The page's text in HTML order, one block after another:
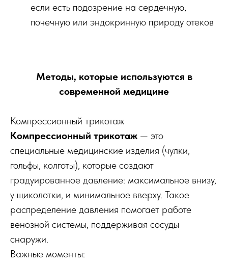
если есть подозрение на сердечную,
почечную или эндокринную природу отеков
Методы, которые используются в
современной медицине
Компрессионный трикотаж
Компрессионный трикотаж — это
специальные медицинские изделия (чулки,
гольфы, колготы), которые создают
градуированное давление: максимальное внизу,
у щиколотки, и минимальное вверху. Такое
распределение давления помогает работе
венозной системы, поддерживая сосуды
снаружи.
Важные моменты: